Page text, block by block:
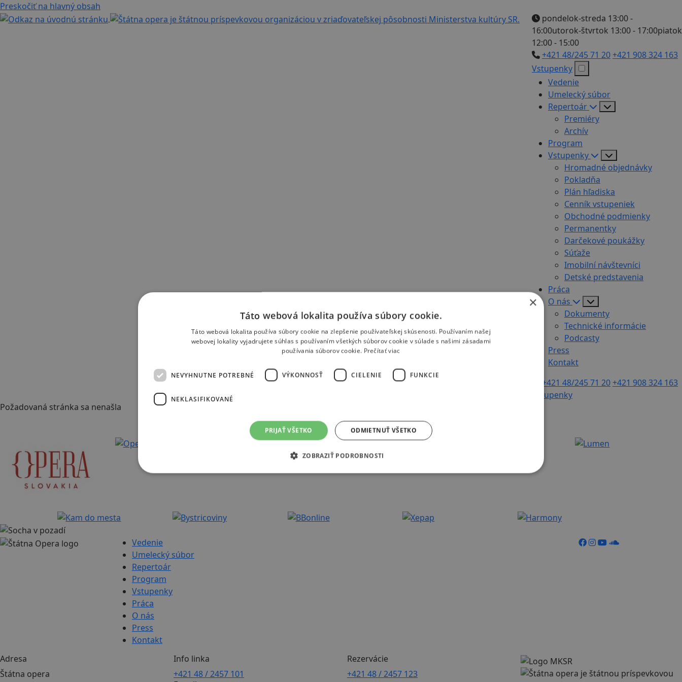
Preskočiť na hlavný obsah
pondelok-streda 13:00 -
16:00utorok-štvrtok 13:00 - 17:00piatok
12:00 - 15:00
+421 48/245 71 20+421 908 324 163
Vstupenky
Vedenie
Umelecký súbor
Repertoár
Premiéry
Archív
Program
Vstupenky
Hromadné objednávky
Pokladňa
Plán hľadiska
Cenník vstupeniek
Obchodné podmienky
Permanentky
Darčekové poukážky
Súťaže
Imobilní návštevníci
Detské predstavenia
Práca
O nás
Dokumenty
Technické informácie
Podcasty
Press
Kontakt
+421 48/245 71 20+421 908 324 163
Vstupenky
Požadovaná stránka sa nenašla
Naši partneri
Vedenie
Umelecký súbor
Repertoár
Program
Vstupenky
Práca
O nás
Press
Kontakt
Adresa
Štátna opera
Info linka
+421 48 / 2457 101
Rezervácie
+421 48 / 2457 123
×
Táto webová lokalita používa súbory cookie.
Táto webová lokalita používa súbory cookie na zlepšenie používateľskej skúsenosti. Používaním našej
webovej lokality vyjadrujete súhlas s používaním všetkých súborov cookie v súlade s našimi zásadami
používania súborov cookie. Prečítať viac
NEVYHNUTNE POTREBNÉ VÝKONNOSŤ CIELENIE FUNKCIE
NEKLASIFIKOVANÉ
PRIJAŤ VŠETKO ODMIETNUŤ VŠETKO
ZOBRAZIŤ PODROBNOSTI